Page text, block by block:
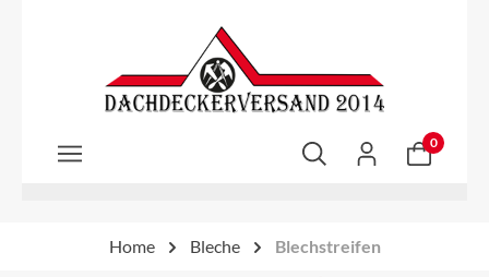
Zum Hauptinhalt springen
0
Home Bleche Blechstreifen